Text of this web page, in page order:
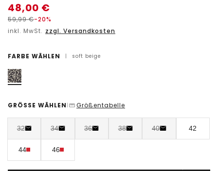
48,00 €
59,99€-20%
inkl. MwSt. zzgl. Versandkosten
FARBE WÄHLEN | soft beige
GRÖSSE WÄHLEN | Größentabelle
32 34 36 38 40 42
44 46